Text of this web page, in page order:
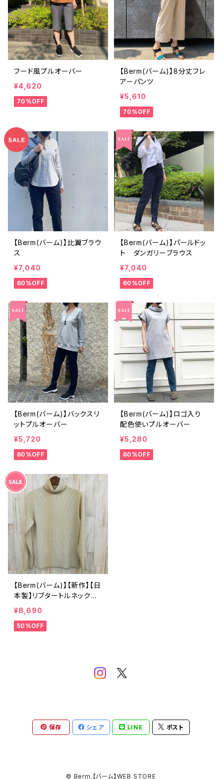
フード風プルオーバー
¥4,620
70%OFF
【Berm(バーム)】8分丈フレ
アーパンツ
¥5,610
70%OFF
【Berm(バーム)】比翼ブラウ
ス
¥7,040
60%OFF
【Berm(バーム)】パールドッ
ト ダンガリーブラウス
¥7,040
60%OFF
【Berm(バーム)】バックスリ
ットプルオーバー
¥5,720
60%OFF
【Berm(バーム)】ロゴ入り
配色使いプルオーバー
¥5,280
60%OFF
【Berm(バーム)】【新作】【日
本製】リブタートルネックニ
ット【B30T12004】
¥8,690
50%OFF
保存 シェア LINE ポスト
© Berm.【バーム】WEB STORE